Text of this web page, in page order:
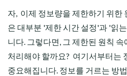
자, 이제 정보량을 제한하기 위한
은 대부분 '제한 시간 설정'과 '읽
니다. 그렇다면, 그 제한된 원칙
처리해야 할까요? 여기서부터는
중요해집니다. 정보를 거르는 방